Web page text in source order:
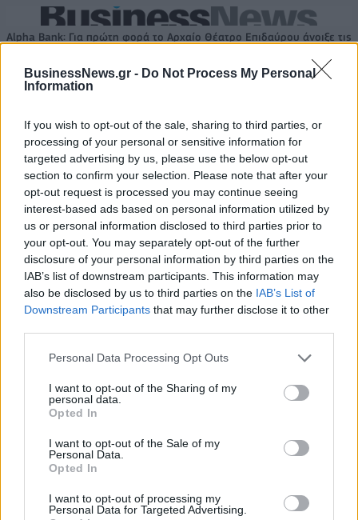
BusinessNews.gr - Do Not Process My Personal
Information
If you wish to opt-out of the sale, sharing to third parties, or
processing of your personal or sensitive information for
targeted advertising by us, please use the below opt-out
section to confirm your selection. Please note that after your
opt-out request is processed you may continue seeing
interest-based ads based on personal information utilized by
us or personal information disclosed to third parties prior to
your opt-out. You may separately opt-out of the further
disclosure of your personal information by third parties on the
IAB’s list of downstream participants. This information may
also be disclosed by us to third parties on the IAB’s List of
Downstream Participants that may further disclose it to other
Personal Data Processing Opt Outs
I want to opt-out of the Sharing of my
personal data.
Opted In
I want to opt-out of the Sale of my
Personal Data.
Opted In
I want to opt-out of processing my
Personal Data for Targeted Advertising.
Alpha Bank: Για πρώτη φορά το Αρχαίο Θέατρο Επιδαύρου άνοιξε τις
βιωσιμότητα σε καθημερινή πράξη
ΠΕΡΙΣΣΌΤΕΡΑ ΣΕ ΑΥΤΉ ΤΗΝ ΚΑΤΗΓΟΡΊΑ
Θεσσαλονίκη: Τριάντα δύο
(32)+ 6 έργα στον τομέα
Υγείας, εκ των οποίων τα
τέσσερα εμβληματικά
26/08/2024 - 17:39
Νίκος Ταχιάος: Μετρό και
τη Θεσσαλονίκη